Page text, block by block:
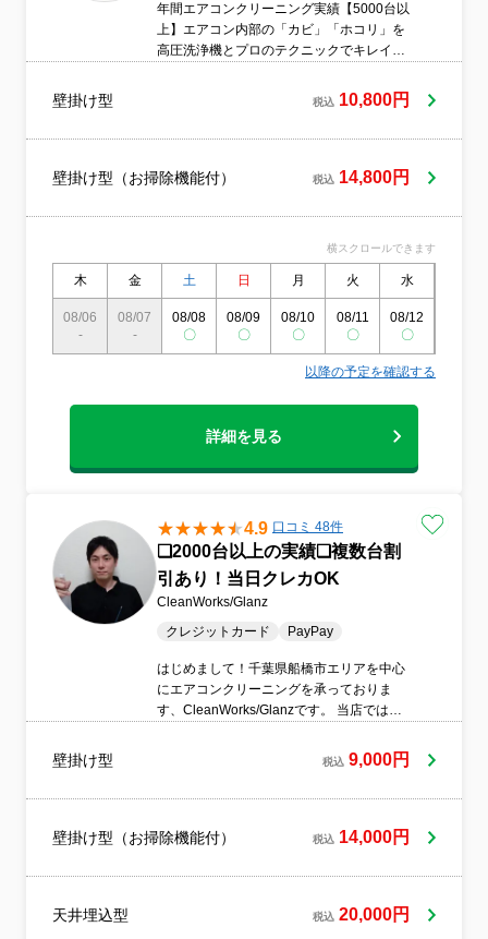
年間エアコンクリーニング実績【5000台以
上】エアコン内部の「カビ」「ホコリ」を
高圧洗浄機とプロのテクニックでキレイに
施工致します。・お子様、ペットも安心の
エコ洗剤を使用。・汚れ具合による追加料
壁掛け型 税込 10,800円
壁掛け型（お掃除機能付） 税込 14,800円
横スクロールできます
木 金 土 日 月 火 水
08/06
-
08/07
-
08/08
〇
08/09
〇
08/10
〇
08/11
〇
08/12
〇
以降の予定を確認する
詳細を見る
4.9 口コミ 48件
❏2000台以上の実績❏複数台割
引あり！当日クレカOK
CleanWorks/Glanz
クレジットカード
PayPay
はじめまして！千葉県船橋市エリアを中心
にエアコンクリーニングを承っておりま
す、CleanWorks/Glanzです。 当店では、
物由来のエコ洗剤やイオン水をメインに使
用し、その優れた洗浄力で頑固な汚れや嫌
と素早く浸透するため、お肌の弱い方や小
す。 「フィルターのホコリが気になる」
セルフケアでは落としきれない汚れにお悩
壁掛け型 税込 9,000円
壁掛け型（お掃除機能付） 税込 14,000円
天井埋込型 税込 20,000円